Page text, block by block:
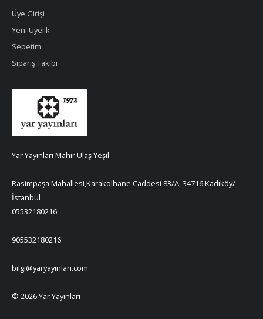
Üye Girişi
Yeni Üyelik
Sepetim
Sipariş Takibi
Yar Yayınları Mahir Ulaş Yeşil
Rasimpaşa Mahallesi,Karakolhane Caddesi 83/A, 34716 Kadıköy/
İstanbul
05532180216
905532180216
bilgi@yaryayinlari.com
© 2026 Yar Yayınları